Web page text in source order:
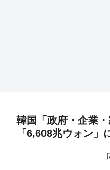
韓国「政府・企業
「6,608兆ウォン」